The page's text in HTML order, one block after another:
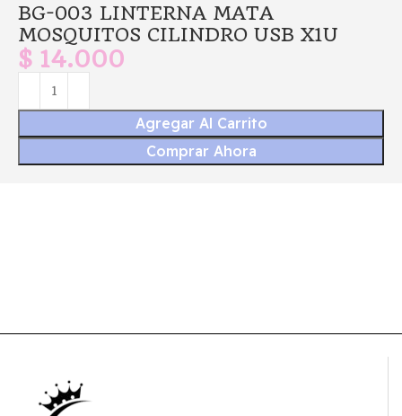
BG-003 LINTERNA MATA
MOSQUITOS CILINDRO USB X1U
$ 14.000
Agregar Al Carrito
Comprar Ahora